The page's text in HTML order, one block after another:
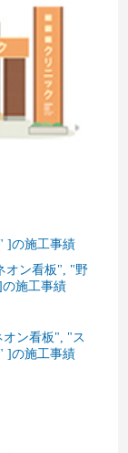
]の施工事績
オン看板", "野
施工事績
ン看板", "ス
]の施工事績